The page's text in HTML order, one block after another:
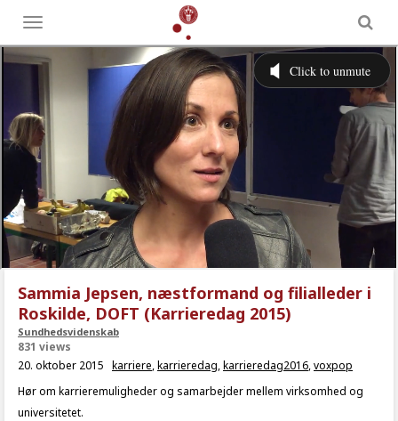
Toggle
menu
Sammia Jepsen, næstformand og filialleder i
Roskilde, DOFT (Karrieredag 2015)
Sundhedsvidenskab
831 views
20. oktober 2015 karriere,karrieredag,karrieredag2016,voxpop
Hør om karrieremuligheder og samarbejder mellem virksomhed og
universitetet.